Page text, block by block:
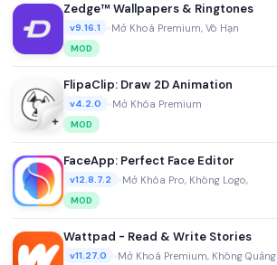
Zedge™ Wallpapers & Ringtones
v9.16.1 Mở Khoá Premium, Vô Hạn
MOD
FlipaClip: Draw 2D Animation
v4.2.0 Mở Khóa Premium
MOD
FaceApp: Perfect Face Editor
v12.8.7.2 Mở Khóa Pro, Không Logo,
MOD
Wattpad - Read & Write Stories
v11.27.0 Mở Khoá Premium, Không Quảng